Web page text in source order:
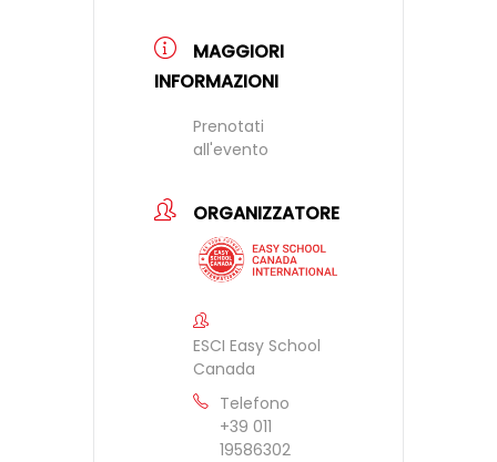
MAGGIORI
INFORMAZIONI
Prenotati
all'evento
ORGANIZZATORE
ESCI Easy School
Canada
Telefono
+39 011
19586302